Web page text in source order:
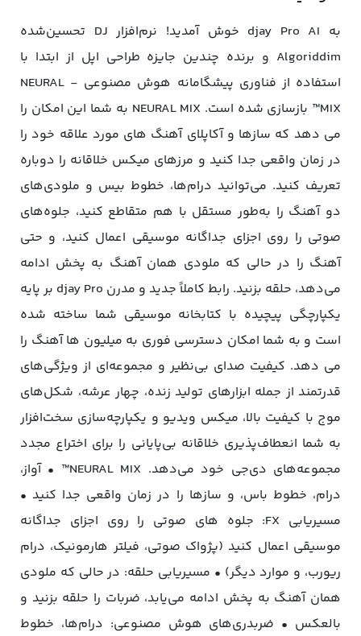
به djay Pro AI خوش آمدید! نرم‌افزار DJ تحسین‌شده
Algoriddim و برنده چندین جایزه طراحی اپل از ابتدا با
استفاده از فناوری پیشگامانه هوش مصنوعی - NEURAL
MIX™ بازسازی شده است. NEURAL MIX به شما این امکان را
می دهد که سازها و آکاپلای آهنگ های مورد علاقه خود را
در زمان واقعی جدا کنید و مرزهای میکس خلاقانه را دوباره
تعریف کنید. می‌توانید درام‌ها، خطوط بیس و ملودی‌های
دو آهنگ را به‌طور مستقل با هم متقاطع کنید، جلوه‌های
صوتی را روی اجزای جداگانه موسیقی اعمال کنید، و حتی
آهنگ را در حالی که ملودی همان آهنگ به پخش ادامه
می‌دهد، حلقه بزنید. رابط کاملاً جدید و مدرن djay Pro بر پایه
یکپارچگی پیچیده با کتابخانه موسیقی شما ساخته شده
است و به شما امکان دسترسی فوری به میلیون ها آهنگ را
می دهد. کیفیت صدای بی‌نظیر و مجموعه‌ای از ویژگی‌های
قدرتمند از جمله ابزارهای تولید زنده، چهار عرشه، شکل‌های
موج با کیفیت بالا، میکس ویدیو و یکپارچه‌سازی سخت‌افزار
به شما انعطاف‌پذیری خلاقانه بی‌پایانی را برای اختراع مجدد
مجموعه‌های دی‌جی خود می‌دهد. NEURAL MIX™ • آواز،
درام، خطوط باس، و سازها را در زمان واقعی جدا کنید •
مسیریابی FX: جلوه های صوتی را روی اجزای جداگانه
موسیقی اعمال کنید (پژواک صوتی، فیلتر هارمونیک، درام
ریورب، و موارد دیگر) • مسیریابی حلقه: در حالی که ملودی
همان آهنگ به پخش ادامه می‌یابد، ضربات را حلقه بزنید و
بالعکس • ضربدری‌های هوش مصنوعی: درام‌ها، خطوط